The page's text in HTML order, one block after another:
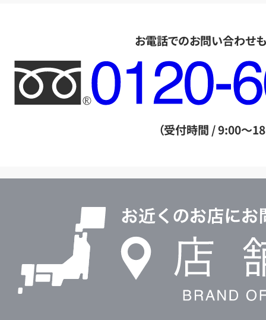
お電話でのお問い合わせ
フ
リ
ー
ル
（受付時間 / 9:00～